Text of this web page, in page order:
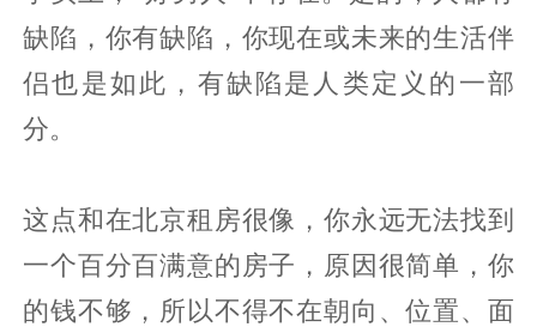
缺陷，你有缺陷，你现在或未来的生活伴
侣也是如此，有缺陷是人类定义的一部
分。
这点和在北京租房很像，你永远无法找到
一个百分百满意的房子，原因很简单，你
的钱不够，所以不得不在朝向、位置、面